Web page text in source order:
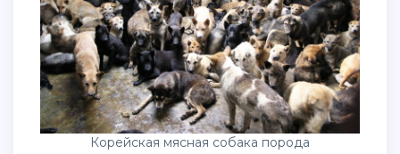
Корейская мясная собака порода